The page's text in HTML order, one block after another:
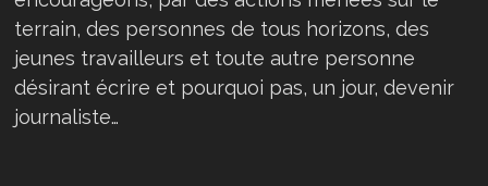
terrain, des personnes de tous horizons, des
jeunes travailleurs et toute autre personne
désirant écrire et pourquoi pas, un jour, devenir
journaliste…